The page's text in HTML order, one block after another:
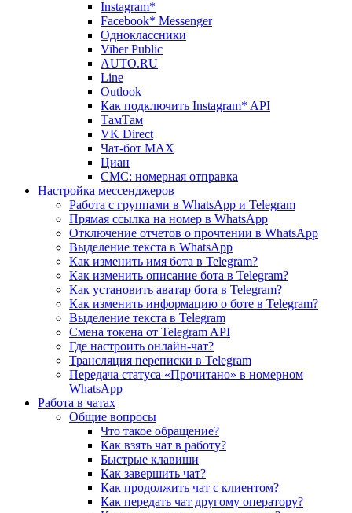
Instagram*
Facebook* Messenger
Одноклассники
Viber Public
AUTO.RU
Line
Outlook
Как подключить Instagram* API
ТамТам
VK Direct
Чат-бот MAX
Циан
СМС: номерная отправка
Настройка мессенджеров
Работа с группами в WhatsApp и Telegram
Прямая ссылка на номер в WhatsApp
Отключение отчетов о прочтении в WhatsApp
Выделение текста в WhatsApp
Как изменить имя бота в Telegram?
Как изменить описание бота в Telegram?
Как установить аватар бота в Telegram?
Как изменить информацию о боте в Telegram?
Выделение текста в Telegram
Смена токена от Telegram API
Где настроить онлайн-чат?
Трансляция переписки в Telegram
Передача статуса «Прочитано» в номерном
WhatsApp
Работа в чатах
Общие вопросы
Что такое обращение?
Как взять чат в работу?
Быстрые клавиши
Как завершить чат?
Как продолжить чат с клиентом?
Как передать чат другому оператору?